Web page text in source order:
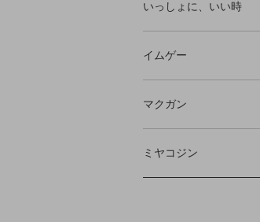
いっしょに、いい時
イムゲー
マクガン
ミヤコジン